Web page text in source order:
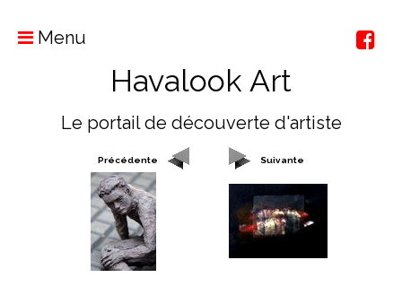
Menu
Havalook Art
Le portail de découverte d'artiste
Précédente Suivante